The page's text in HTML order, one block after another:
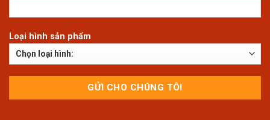
Loại hình sản phẩm